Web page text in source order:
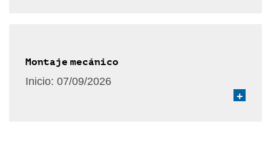
Montaje mecánico
Inicio: 07/09/2026
+